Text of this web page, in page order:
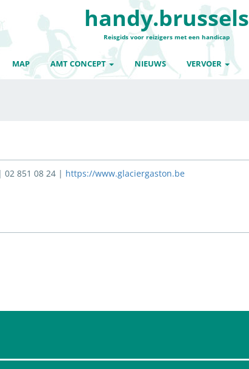
handy.brussels
Reisgids voor reizigers met een handicap
MAP AMT CONCEPT NIEUWS VERVOER
851 08 24 | https://www.glaciergaston.be